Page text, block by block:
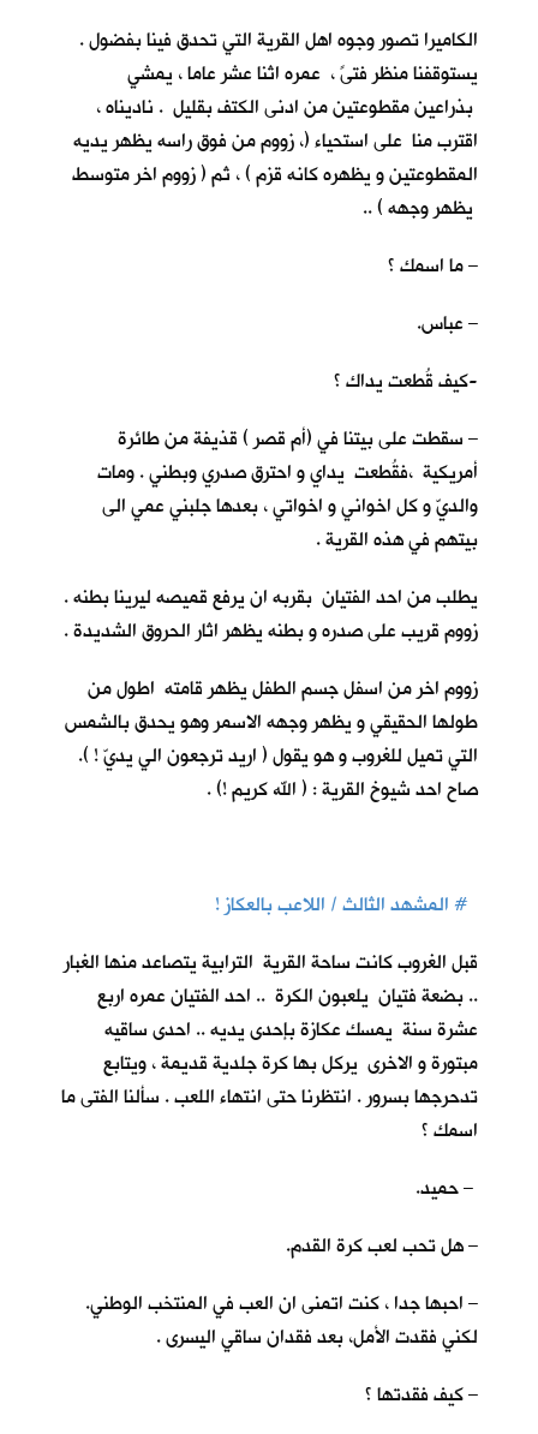
الكاميرا تصور وجوه اهل القرية التي تحدق فينا بفضول .
يستوقفنا منظر فتىً ، عمره اثنا عشر عاما ، يمشي
بذراعين مقطوعتين من ادنى الكتف بقليل . ناديناه ،
اقترب منا على استحياء (، زووم من فوق راسه يظهر يديه
المقطوعتين و يظهره كانه قزم ) ، ثم ( زووم اخر متوسط
يظهر وجهه ) ..
– ما اسمك ؟
– عباس.
-كيف قُطعت يداك ؟
– سقطت على بيتنا في (أم قصر ) قذيفة من طائرة
أمريكية ،فقُطعت يداي و احترق صدري وبطني . ومات
والديّ و كل اخواني و اخواتي ، بعدها جلبني عمي الى
بيتهم في هذه القرية .
يطلب من احد الفتيان بقربه ان يرفع قميصه ليرينا بطنه .
زووم قريب على صدره و بطنه يظهر اثار الحروق الشديدة .
زووم اخر من اسفل جسم الطفل يظهر قامته اطول من
طولها الحقيقي و يظهر وجهه الاسمر وهو يحدق بالشمس
التي تميل للغروب و هو يقول ( اريد ترجعون الي يديّ ! ).
صاح احد شيوخ القرية : ( الله كريم !) .
# المشهد الثالث / اللاعب بالعكاز !
قبل الغروب كانت ساحة القرية الترابية يتصاعد منها الغبار
.. بضعة فتيان يلعبون الكرة .. احد الفتيان عمره اربع
عشرة سنة يمسك عكازة بإحدى يديه .. احدى ساقيه
مبتورة و الاخرى يركل بها كرة جلدية قديمة ، ويتابع
تدحرجها بسرور . انتظرنا حتى انتهاء اللعب . سألنا الفتى ما
اسمك ؟
– حميد.
– هل تحب لعب كرة القدم.
– احبها جدا ، كنت اتمنى ان العب في المنتخب الوطني.
لكني فقدت الأمل، بعد فقدان ساقي اليسرى .
– كيف فقدتها ؟